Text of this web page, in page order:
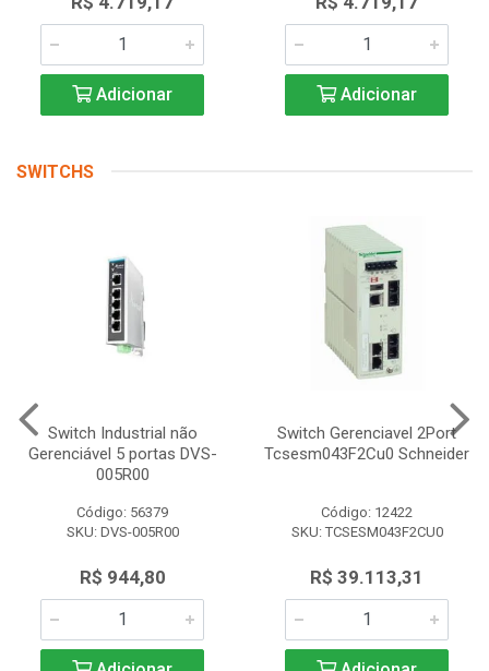
Adicionar Adicionar
SWITCHS
Switch Industrial não
Gerenciável 5 portas DVS-
005R00
Código: 56379
SKU: DVS-005R00
R$ 944,80
Switch Gerenciavel 2Port
Tcsesm043F2Cu0 Schneider
Código: 12422
SKU: TCSESM043F2CU0
R$ 39.113,31